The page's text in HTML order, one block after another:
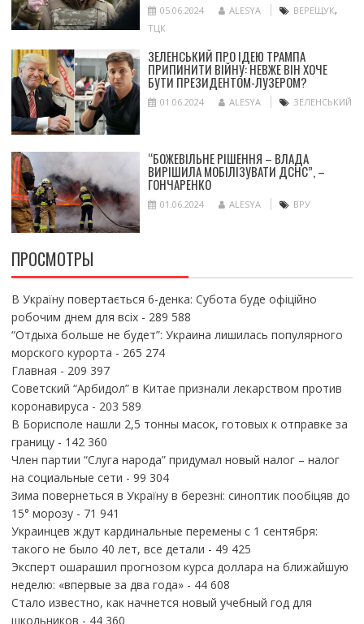
05.06.2024 ALESYA ВЕРЕЩУК,
ТЦК
ЗЕЛЕНСЬКИЙ ПРО ІДЕЮ ТРАМПА
ПРИПИНИТИ ВІЙНУ: НЕВЖЕ ВІН ХОЧЕ
БУТИ ПРЕЗИДЕНТОМ-ЛУЗЕРОМ?
01.06.2024 ALESYA ЗЕЛЕНСЬКИЙ
“БОЖЕВІЛЬНЕ РІШЕННЯ – ВЛАДА
ВИРІШИЛА МОБІЛІЗУВАТИ ДСНС”, –
ГОНЧАРЕНКО
01.06.2024 ALESYA ВРУ
ПРОСМОТРЫ
В Україну повертається 6-денка: Субота буде офіційно
робочим днем для всіх- 289 588
“Отдыха больше не будет”: Украина лишилась популярного
морского курорта - 265 274
Главная - 209 397
Советский “Арбидол” в Китае признали лекарством против
коронавируса - 203 589
В Борисполе нашли 2,5 тонны масок, готовых к отправке за
границу- 142 360
Член партии “Слуга народа” придумал новый налог – налог
на социальные сети - 99 304
Зима повернеться в Україну в березні: синоптик пообіцяв до
15° морозу- 71 941
Украинцев ждут кардинальные перемены с 1 сентября:
такого не было 40 лет, все детали - 49 425
Эксперт ошарашил прогнозом курса доллара на ближайшую
неделю: «впервые за два года»- 44 608
Стало известно, как начнется новый учебный год для
школьников - 44 360